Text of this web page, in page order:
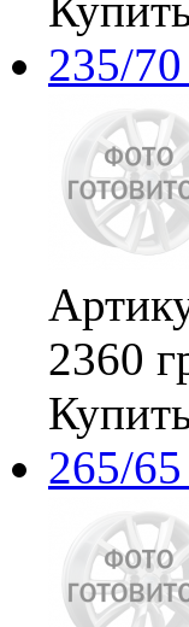
235/
2360
265/